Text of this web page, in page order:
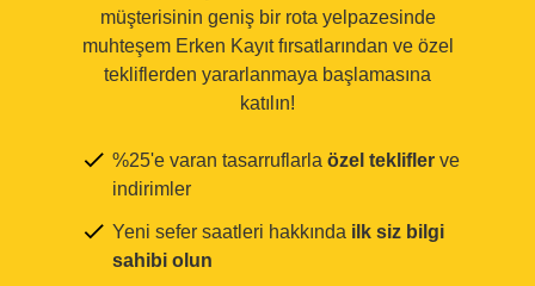
müşterisinin geniş bir rota yelpazesinde
muhteşem Erken Kayıt fırsatlarından ve özel
tekliflerden yararlanmaya başlamasına
katılın!
%25'e varan tasarruflarla özel teklifler ve
indirimler
Yeni sefer saatleri hakkında ilk siz bilgi
sahibi olun